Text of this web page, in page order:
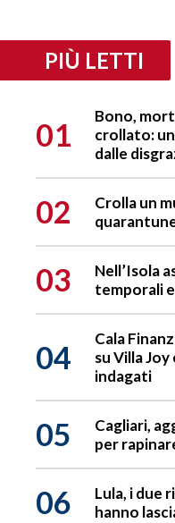
PIÙ LETTI
01
Bono,
crollato:
dalle
02
Crolla un
03
Nell’Isola
temporali
04
Cala
su Villa
indagati
05
Cagliari,
per
06
Lula, i due
hanno